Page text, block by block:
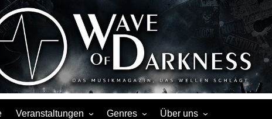
Wave of Darkness
Events, Fotos, Termine, Interviews, Berichte, Musik
Veranstaltungen Genres Über uns